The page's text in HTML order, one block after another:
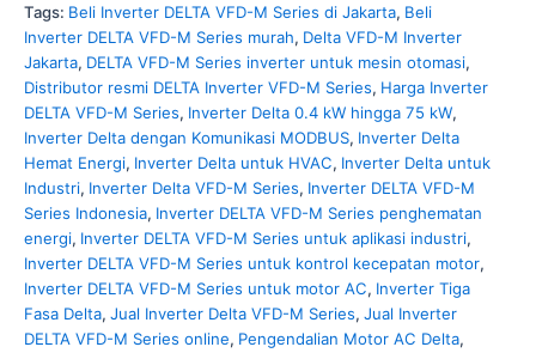
Tags: Beli Inverter DELTA VFD-M Series di Jakarta, Beli
Inverter DELTA VFD-M Series murah, Delta VFD-M Inverter
Jakarta, DELTA VFD-M Series inverter untuk mesin otomasi,
Distributor resmi DELTA Inverter VFD-M Series, Harga Inverter
DELTA VFD-M Series, Inverter Delta 0.4 kW hingga 75 kW,
Inverter Delta dengan Komunikasi MODBUS, Inverter Delta
Hemat Energi, Inverter Delta untuk HVAC, Inverter Delta untuk
Industri, Inverter Delta VFD-M Series, Inverter DELTA VFD-M
Series Indonesia, Inverter DELTA VFD-M Series penghematan
energi, Inverter DELTA VFD-M Series untuk aplikasi industri,
Inverter DELTA VFD-M Series untuk kontrol kecepatan motor,
Inverter DELTA VFD-M Series untuk motor AC, Inverter Tiga
Fasa Delta, Jual Inverter Delta VFD-M Series, Jual Inverter
DELTA VFD-M Series online, Pengendalian Motor AC Delta,